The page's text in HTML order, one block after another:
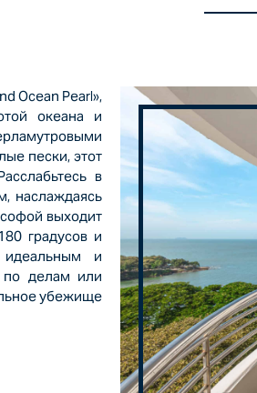
Ocean Pearl»,
океана и
пески, этот
в
наслаждаясь
выходит
градусов и
и
по делам или
убежище